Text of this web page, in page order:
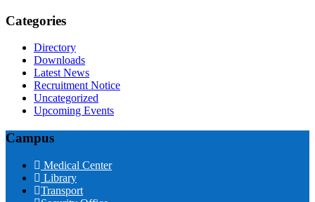
Categories
Directory
Downloads
Latest News
Recruitment Notice
Uncategorized
Upcoming Events
Campus
Medical Center
Library
Transport